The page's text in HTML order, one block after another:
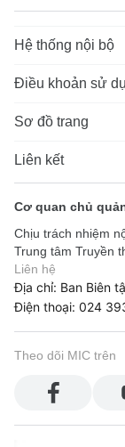
Hệ thống nội bộ
Điều khoản sử
Sơ đồ trang
Liên kết
Cơ quan chủ
Chịu trách nhiệm
Trung tâm Truyền
Liên hệ
Địa chỉ: Ban Biên
Điện thoại: 024
Theo dõi MIC trên